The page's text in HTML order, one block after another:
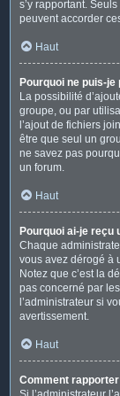
s’y rapportant.
peuvent accorder
Haut
Pourquoi ne puis-
La possibilité
groupe, ou par
l’ajout de fichiers
être que seul un
ne savez pas
un forum.
Haut
Pourquoi ai-je reçu
Chaque
vous avez dérogé à
Notez que c’est la
pas concerné par
l’administrateur si
avertissement.
Haut
Comment